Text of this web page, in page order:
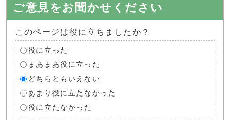
ご意見をお聞かせください
このページは役に立ちましたか？
役に立った
まあまあ役に立った
どちらともいえない
あまり役に立たなかった
役に立たなかった